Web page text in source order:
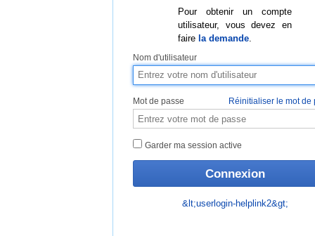
Pour obtenir un compte
utilisateur, vous devez en
faire la demande
Nom d'utilisateur
Mot de passe Réinitialiser le mot de
Garder ma session active
&lt;userlogin-helplink2&gt;